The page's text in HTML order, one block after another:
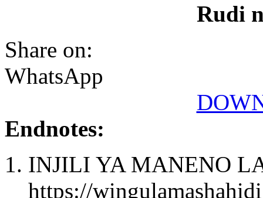
Rudi
Share on:
WhatsApp
Endnotes:
INJILI YA MANENO
https://